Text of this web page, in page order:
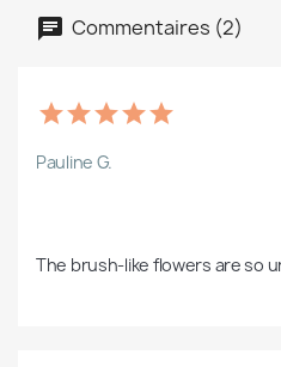
Commentaires (2)
Pauline G.
The brush-like flowers are so